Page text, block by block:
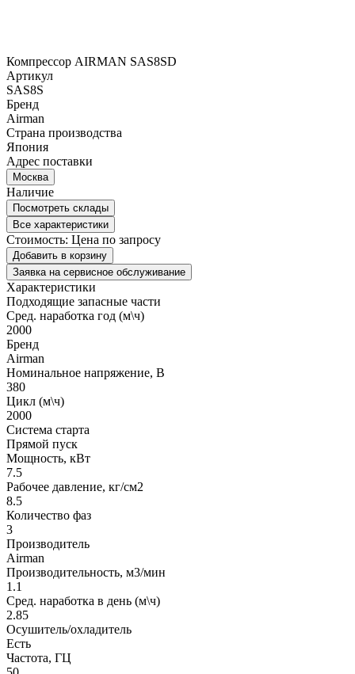
Компрессор AIRMAN SAS8SD
Артикул
SAS8S
Бренд
Airman
Страна производства
Япония
Адрес поставки
Москва
Наличие
Посмотреть склады
Все характеристики
Стоимость: Цена по запросу
Добавить в корзину
Заявка на сервисное обслуживание
Характеристики
Подходящие запасные части
Сред. наработка год (м\ч)
2000
Бренд
Airman
Номинальное напряжение, В
380
Цикл (м\ч)
2000
Система старта
Прямой пуск
Мощность, кВт
7.5
Рабочее давление, кг/см2
8.5
Количество фаз
3
Производитель
Airman
Производительность, м3/мин
1.1
Сред. наработка в день (м\ч)
2.85
Осушитель/охладитель
Есть
Частота, ГЦ